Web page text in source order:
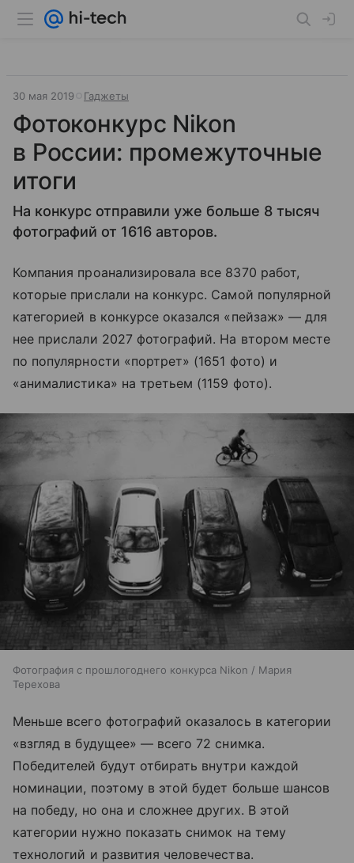
30 мая 2019 Гаджеты
Фотоконкурс Nikon
в России: промежуточные
итоги
На конкурс отправили уже больше 8 тысяч
фотографий от 1616 авторов.
Компания проанализировала все 8370 работ,
которые прислали на конкурс. Самой популярной
категорией в конкурсе оказался «пейзаж» — для
нее прислали 2027 фотографий. На втором месте
по популярности «портрет» (1651 фото) и
«анималистика» на третьем (1159 фото).
Фотография с прошлогоднего конкурса Nikon / Мария
Терехова
Меньше всего фотографий оказалось в категории
«взгляд в будущее» — всего 72 снимка.
Победителей будут отбирать внутри каждой
номинации, поэтому в этой будет больше шансов
на победу, но она и сложнее других. В этой
категории нужно показать снимок на тему
технологий и развития человечества.